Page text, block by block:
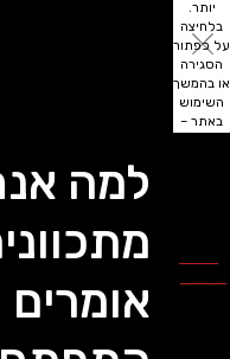
יותר.
בלחיצה
על כפתור
הסגירה
או בהמשך
השימוש
באתר –
למה
אומרים